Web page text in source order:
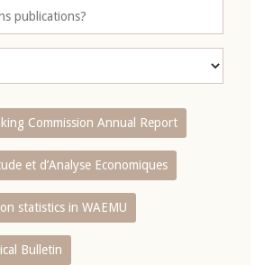
Commission Annual Report
et d’Analyse Economiques
statistics in WAEMU
Bulletin